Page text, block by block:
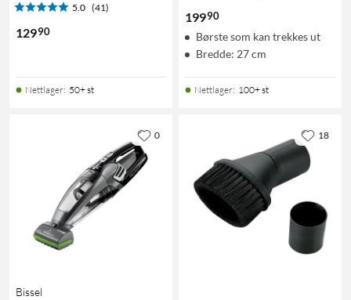
5.0 (41)
12990
Nettlager: 50+ st
19990
Børste som kan trekkes ut
Bredde: 27 cm
Nettlager: 100+ st
Bissel
0 18